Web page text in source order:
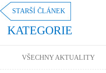
STARŠÍ ČLÁNEK
KATEGORIE
VŠECHNY AKTUALITY